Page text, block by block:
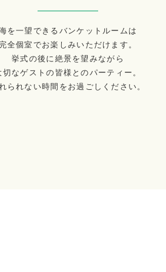
を一望できるバンケットルームは
全個室でお楽しみいただけます。
挙式の後に絶景を望みながら
切なゲストの皆様とのパーティー。
られない時間をお過ごしください。